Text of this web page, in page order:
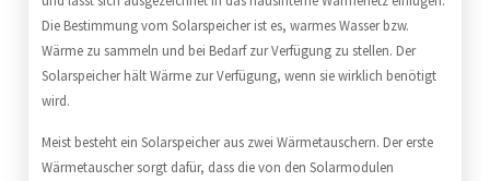
Die Bestimmung vom Solarspeicher ist es, warmes Wasser bzw.
Wärme zu sammeln und bei Bedarf zur Verfügung zu stellen. Der
Solarspeicher hält Wärme zur Verfügung, wenn sie wirklich benötigt
wird.
Meist besteht ein Solarspeicher aus zwei Wärmetauschern. Der erste
Wärmetauscher sorgt dafür, dass die von den Solarmodulen